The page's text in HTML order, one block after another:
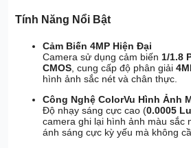
Tính Năng Nổi Bật
Cảm Biến 4MP Hiện Đại
Camera sử dụng cảm biến1/1.8
CMOS, cung cấp độ phân giải
hình ảnh sắc nét và chân thực.
Công Nghệ ColorVu Hình Ảnh
Độ nhạy sáng cực cao (0.0005
camera ghi lại hình ảnh màu sắc
ánh sáng cực kỳ yếu mà không